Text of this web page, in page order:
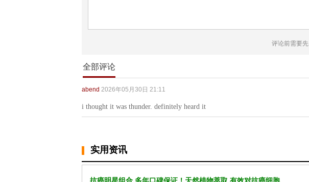
评论前需要先
全部评论
abend 2026年05月30日 21:11
i thought it was thunder. definitely heard it
实用资讯